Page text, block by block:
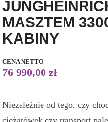
MASZTEM
KABINY
76 990,00 zł
Niezależnie od tego, czy
ciężarówek czy transport